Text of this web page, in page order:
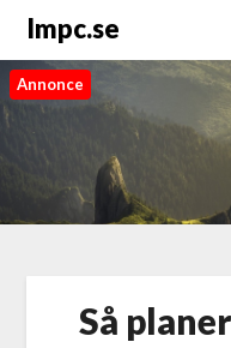
Impc.se
Annonce
Så